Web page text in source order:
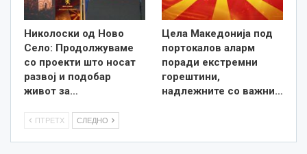
Николоски од Ново
Село: Продолжуваме
со проекти што носат
развој и подобар
живот за…
Цела Македонија под
портокалов аларм
поради екстремни
горештини,
надлежните со важни…
ПТРЕТХ СЛЕДНО